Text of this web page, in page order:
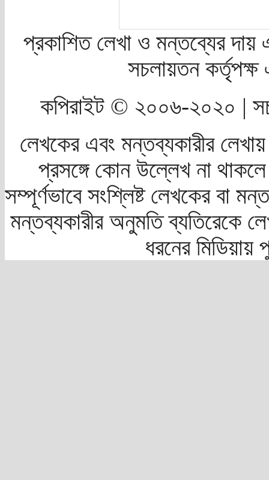
প্রকাশিত লেখা ও মন্তব্যের দায়
সচলায়তন
কপিরাইট © ২০০৬-২০২০ |
লেখকের এবং মন্তব্যকারীর
প্রসঙ্গে কোন উল্লেখ না
সম্পূর্ণভাবে সংশ্লিষ্ট লেখকের বা
মন্তব্যকারীর অনুমতি ব্যতিরেকে
ধরনের মিডিয়ায়